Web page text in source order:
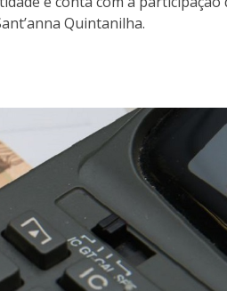
Quintanilha.